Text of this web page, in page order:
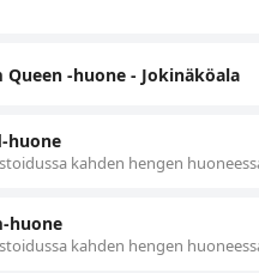
Queen -huone - Jokinäköala
huone
kahden hengen
huone
kahden hengen